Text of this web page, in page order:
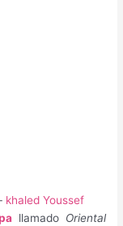
khaled Youssef
llamado Oriental